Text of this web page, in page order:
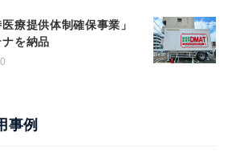
療提供体制確保事業」
を納品
事例